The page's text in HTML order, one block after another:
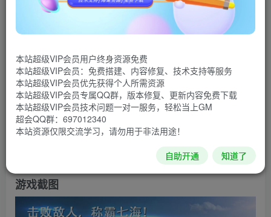
激烈战斗。让你的船员与哨舰做好准备，纵横七海。在终极
的海洋现代战事中，融合海军射击与战术元素。在实时在线
般的导弹和鱼雷与敌军作战。
在海港搜集战舰，组建横跨大西洋和环太平洋地区最强
大的舰队，在运油船的海上航线中航行，面对海战中的敌
人。在挑战重重的战斗中成为海岸线的守护神！
已修改无限子弹！进不去先安装谷歌
游戏截图
本站超级VIP会员用户终身资源免费
本站超级VIP会员：免费搭建、内容修复、技术支持等服务
本站超级VIP会员优先获得个人所需资源
本站超级VIP会员专属QQ群，版本修复、更新内容免费下载
本站超级VIP会员技术问题一对一服务，轻松当上GM
超会QQ群：697012340
本站资源仅限交流学习，请勿用于非法用途！
自助开通 知道了